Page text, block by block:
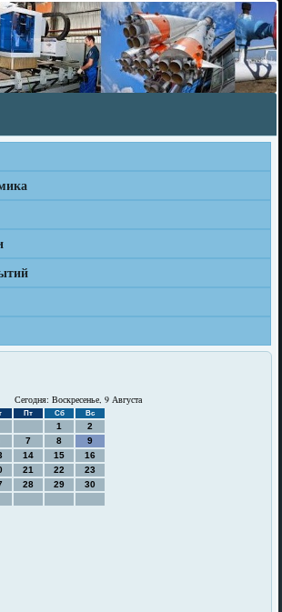
Сегодня: Воскресенье, 9 Августа
Пт Сб Вс
1
2
7 8
9
14 15
16
21 22
23
28 29
30